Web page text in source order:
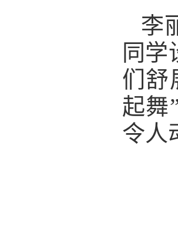
李
同学
们舒
起舞
令人